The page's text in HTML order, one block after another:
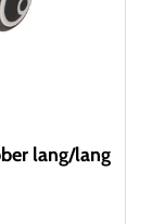
lang/lang